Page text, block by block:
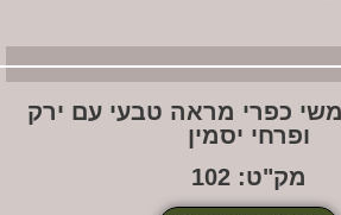
מראה טבעי עם ירק
יסמין
102